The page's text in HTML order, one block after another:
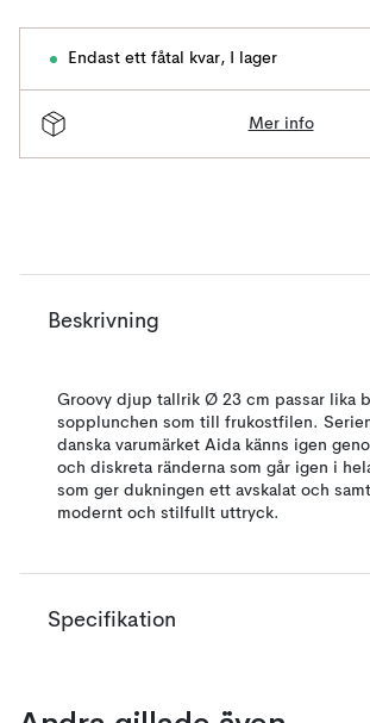
Endast ett fåtal kvar, I lager
Mer info
Beskrivning
Groovy djup tallrik Ø 23 cm passar lika
sopplunchen som till frukostfilen.
danska varumärket Aida känns igen
och diskreta ränderna som går igen i
som ger dukningen ett avskalat och
modernt och stilfullt uttryck.
Specifikation